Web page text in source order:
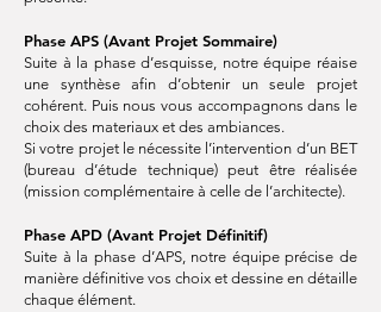
Phase APS (Avant Projet Sommaire)
Suite à la phase d’esquisse, notre équipe réaise
une synthèse afin d’obtenir un seule projet
cohérent. Puis nous vous accompagnons dans le
choix des materiaux et des ambiances.
Si votre projet le nécessite l’intervention d’un BET
(bureau d’étude technique) peut être réalisée
(mission complémentaire à celle de l’architecte).
Phase APD (Avant Projet Définitif)
Suite à la phase d’APS, notre équipe précise de
manière définitive vos choix et dessine en détaille
chaque élément.